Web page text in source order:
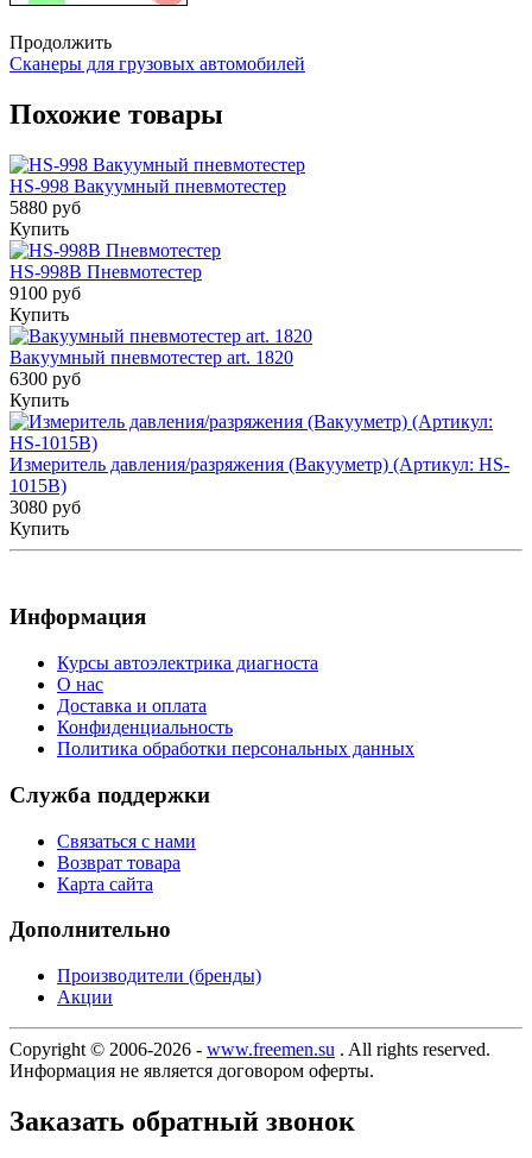
Продолжить
Сканеры для грузовых автомобилей
Похожие товары
HS-998 Вакуумный пневмотестер
5880 руб
Купить
HS-998B Пневмотестер
9100 руб
Купить
Вакуумный пневмотестер art. 1820
6300 руб
Купить
Измеритель давления/разряжения (Вакууметр) (Артикул: HS-
1015B)
3080 руб
Купить
Информация
Курсы автоэлектрика диагноста
О нас
Доставка и оплата
Конфиденциальность
Политика обработки персональных данных
Служба поддержки
Связаться с нами
Возврат товара
Карта сайта
Дополнительно
Производители (бренды)
Акции
Copyright © 2006-2026 - www.freemen.su . All rights reserved.
Информация не является договором оферты.
Заказать обратный звонок